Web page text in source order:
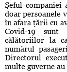
Şeful companiei
doar persoanele
în afara ţării cu
Covid-19 sunt
călătoriilor la
numărul
Directorul
multe guverne